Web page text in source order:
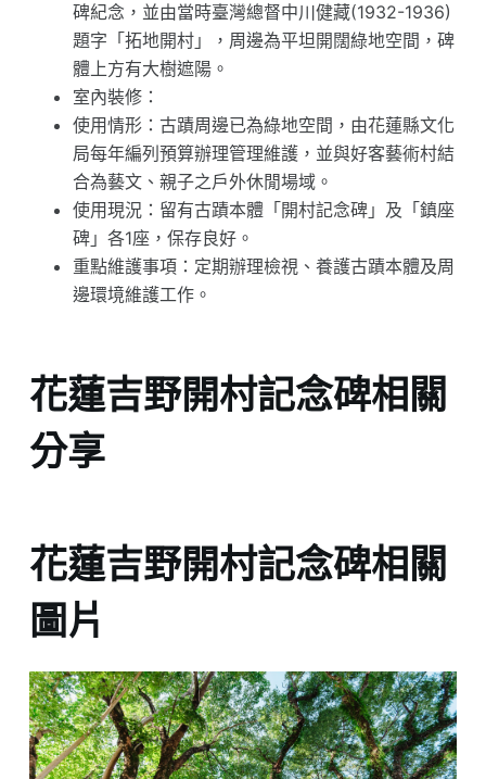
碑紀念，並由當時臺灣總督中川健藏(1932-1936)
題字「拓地開村」，周邊為平坦開闊綠地空間，碑
體上方有大樹遮陽。
室內裝修：
使用情形：古蹟周邊已為綠地空間，由花蓮縣文化
局每年編列預算辦理管理維護，並與好客藝術村結
合為藝文、親子之戶外休閒場域。
使用現況：留有古蹟本體「開村記念碑」及「鎮座
碑」各1座，保存良好。
重點維護事項：定期辦理檢視、養護古蹟本體及周
邊環境維護工作。
花蓮吉野開村記念碑相關
分享
花蓮吉野開村記念碑相關
圖片